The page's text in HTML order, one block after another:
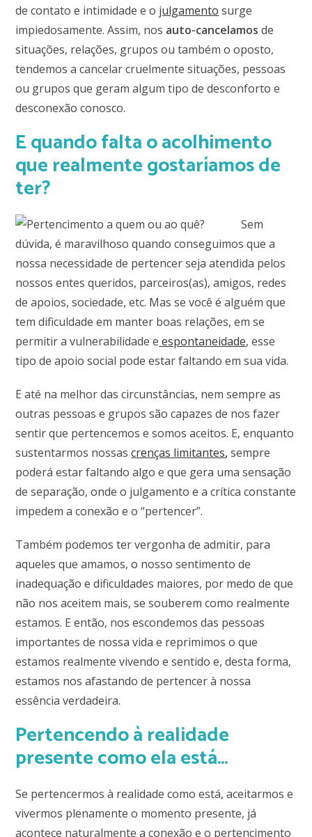
de contato e intimidade e o julgamento surge
impiedosamente. Assim, nos auto-cancelamosde
situações, relações, grupos ou também o oposto,
tendemos a cancelar cruelmente situações, pessoas
ou grupos que geram algum tipo de desconforto e
desconexão conosco.
E quando falta o acolhimento
que realmente gostaríamos de
ter?
Sem
dúvida, é maravilhoso quando conseguimos que a
nossa necessidade de pertencer seja atendida pelos
nossos entes queridos, parceiros(as), amigos, redes
de apoios, sociedade, etc. Mas se você é alguém que
tem dificuldade em manter boas relações, em se
permitir a vulnerabilidade e espontaneidade, esse
tipo de apoio social pode estar faltando em sua vida.
E até na melhor das circunstâncias, nem sempre as
outras pessoas e grupos são capazes de nos fazer
sentir que pertencemos e somos aceitos. E, enquanto
sustentarmos nossascrenças limitantes, sempre
poderá estar faltando algo e que gera uma sensação
de separação, onde o julgamento e a crítica constante
impedem a conexão e o “pertencer”.
Também podemos ter vergonha de admitir, para
aqueles que amamos, o nosso sentimento de
inadequação e dificuldades maiores, por medo de que
não nos aceitem mais, se souberem como realmente
estamos. E então, nos escondemos das pessoas
importantes de nossa vida e reprimimos o que
estamos realmente vivendo e sentido e, desta forma,
estamos nos afastando de pertencer à nossa
essência verdadeira.
Pertencendo à realidade
presente como ela está…
Se pertencermos à realidade como está, aceitarmos e
vivermos plenamente o momento presente, já
acontece naturalmente a conexão e o pertencimento